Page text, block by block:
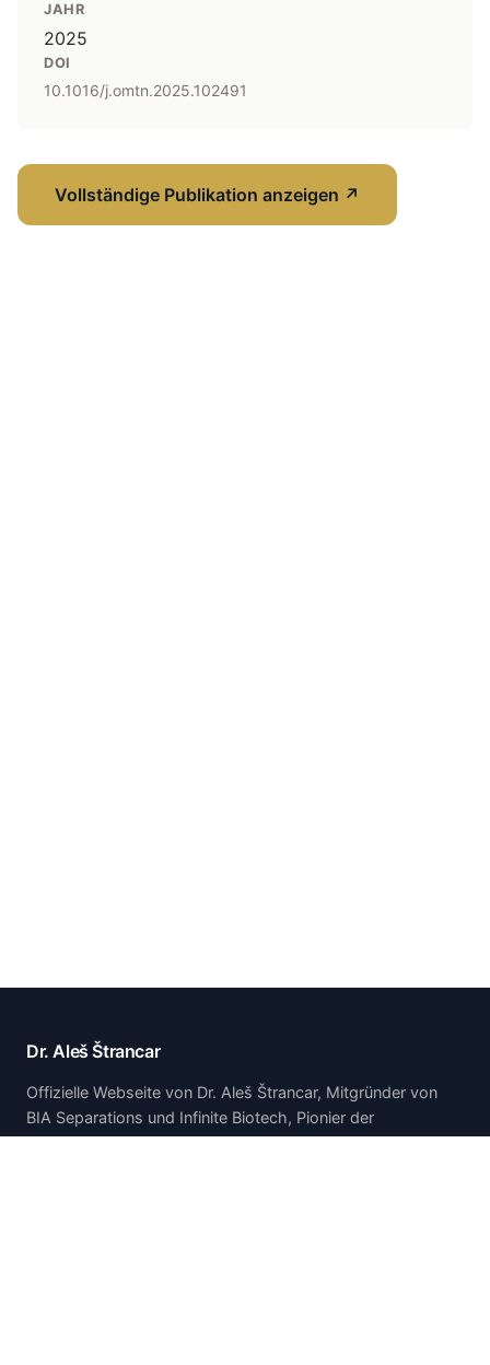
JAHR
2025
DOI
10.1016/j.omtn.2025.102491
Vollständige Publikation anzeigen ↗
Dr. Aleš Štrancar
Offizielle Webseite von Dr. Aleš Štrancar, Mitgründer von
BIA Separations und Infinite Biotech, Pionier der
monolithischen CIM-Chromatographietechnologie.